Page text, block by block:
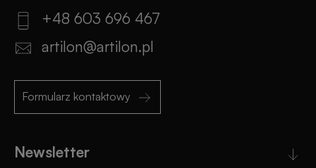
+48 603 696 467
artilon@artilon.pl
Formularz kontaktowy
Newsletter